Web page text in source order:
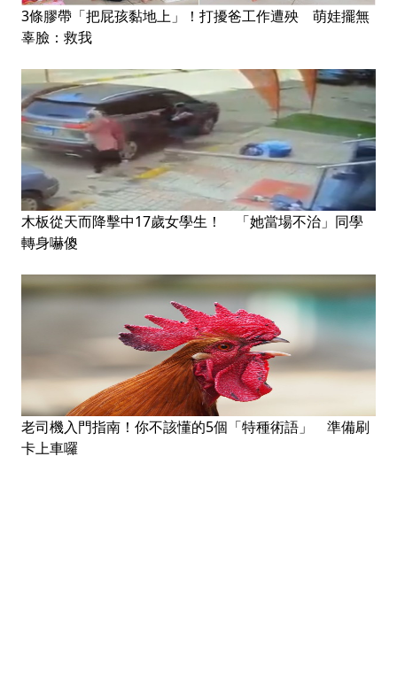
3條膠帶「把屁孩黏地上」！打擾爸工作遭殃 萌娃擺無
辜臉：救我
木板從天而降擊中17歲女學生！ 「她當場不治」同學
轉身嚇傻
老司機入門指南！你不該懂的5個「特種術語」 準備刷
卡上車囉